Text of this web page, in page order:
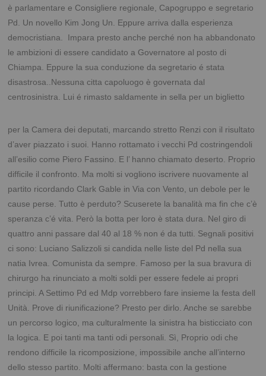
è parlamentare e Consigliere regionale, Capogruppo e segretario
Pd. Un novello Kim Jong Un. Eppure arriva dalla esperienza
democristiana. Impara presto anche perché non ha abbandonato
le ambizioni di essere candidato a Governatore al posto di
Chiampa. Eppure la sua conduzione da segretario é stata
disastrosa..Nessuna citta capoluogo è governata dal
centrosinistra. Lui é rimasto saldamente in sella per un biglietto
per la Camera dei deputati, marcando stretto Renzi con il risultato
d’aver piazzato i suoi. Hanno rottamato i vecchi Pd costringendoli
all’esilio come Piero Fassino. E l’ hanno chiamato deserto. Proprio
difficile il confronto. Ma molti si vogliono iscrivere nuovamente al
partito ricordando Clark Gable in Via con Vento, un debole per le
cause perse. Tutto è perduto? Scuserete la banalità ma fin che c’è
speranza c’é vita. Però la botta per loro è stata dura. Nel giro di
quattro anni passare dal 40 al 18 % non é da tutti. Segnali positivi
ci sono: Luciano Salizzoli si candida nelle liste del Pd nella sua
natia Ivrea. Comunista da sempre. Famoso per la sua bravura di
chirurgo ha rinunciato a molti soldi per essere fedele ai propri
principi. A Settimo Pd ed Mdp vorrebbero fare insieme la festa dell
Unità. Prove di riunificazione? Presto per dirlo. Anche se sarebbe
un percorso logico, ma culturalmente la sinistra ha bisticciato con
la logica. E poi tanti ma tanti odi personali. Sì, Proprio odi che
rendono difficile la ricomposizione, impossibile anche all’interno
dello stesso partito. Molti affermano: basta con la gestione